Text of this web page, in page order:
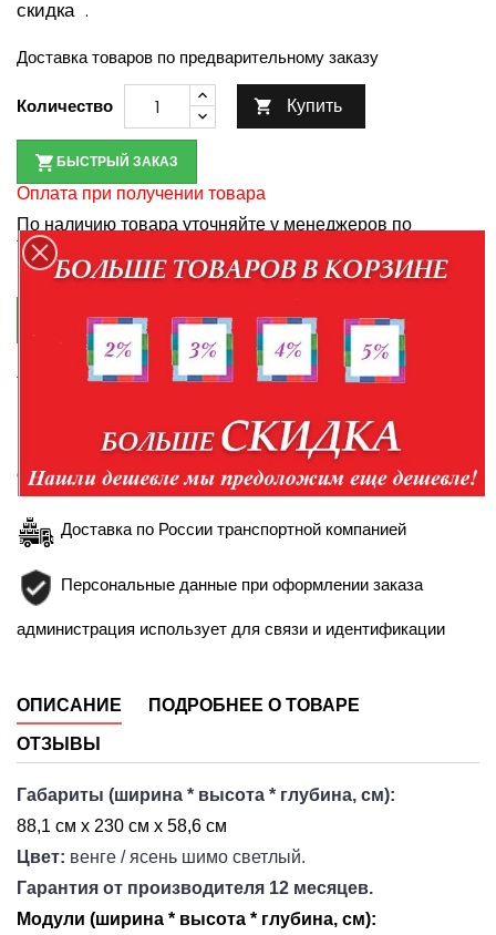
скидка .
Доставка товаров по предварительному заказу
Количество  Купить
БЫСТРЫЙ ЗАКАЗ
Оплата при получении товара
По наличию товара уточняйте у менеджеров по
телефонам:
+7-904-094-99-99
КУПИТЬ В КРЕДИТ
Правила кредитования
Доставка в пределах Белгорода и Белгородской
области
Доставка по России транспортной компанией
Персональные данные при оформлении заказа
администрация использует для связи и идентификации
ОПИСАНИЕ
ПОДРОБНЕЕ О ТОВАРЕ
ОТЗЫВЫ
Габариты (ширина * высота * глубина, см):
88,1 см х 230 см х 58,6 см
Цвет: венге / ясень шимо светлый.
Гарантия от производителя 12 месяцев.
Модули (ширина * высота * глубина, см):